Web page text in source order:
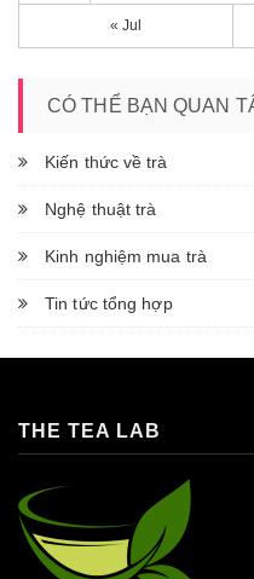
« Jul
CÓ THỂ BẠN QUAN
Kiến thức về trà
Nghệ thuật trà
Kinh nghiệm mua trà
Tin tức tổng hợp
THE TEA LAB